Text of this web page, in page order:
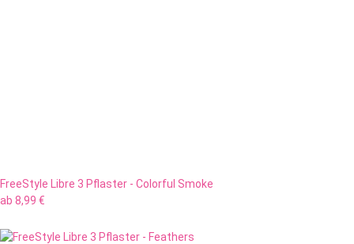
FreeStyle Libre 3 Pflaster - Colorful Smoke
ab 8,99 €